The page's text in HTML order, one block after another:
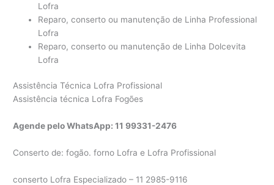
Lofra
Reparo, conserto ou manutenção de Linha Professional
Lofra
Reparo, conserto ou manutenção de Linha Dolcevita
Lofra
Assistência Técnica Lofra Profissional
Assistência técnica Lofra Fogões
Agende pelo WhatsApp: 11 99331-2476
Conserto de: fogão. forno Lofra e Lofra Profissional
conserto Lofra Especializado – 11 2985-9116